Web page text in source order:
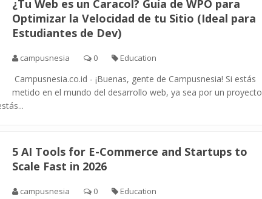
¿Tu Web es un Caracol? Guía de WPO para
Optimizar la Velocidad de tu Sitio (Ideal para
Estudiantes de Dev)
campusnesia 0 Education
Campusnesia.co.id - ¡Buenas, gente de Campusnesia! Si estás
metido en el mundo del desarrollo web, ya sea por un proyecto
5 AI Tools for E-Commerce and Startups to
Scale Fast in 2026
campusnesia 0 Education